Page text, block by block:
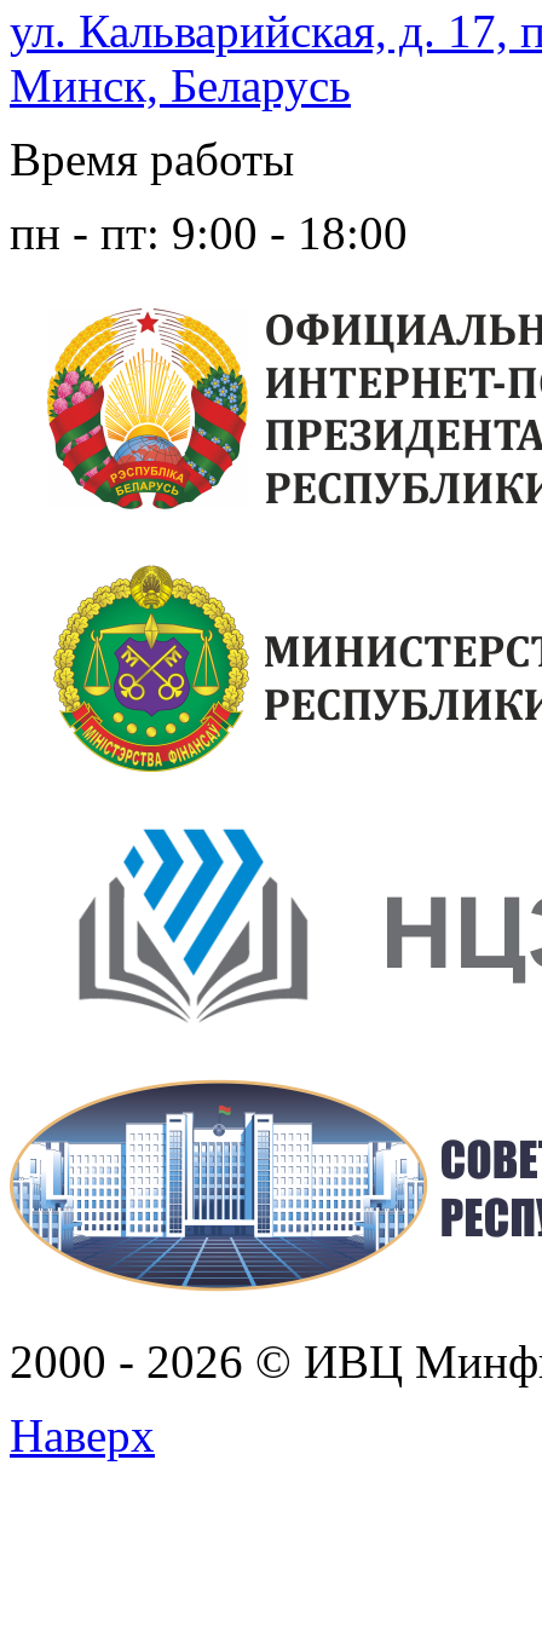
ул. Кальварийская, д.
Минск, Беларусь
Время работы
пн - пт: 9:00 - 18:00
2000 - 2026 © ИВЦ
Наверх